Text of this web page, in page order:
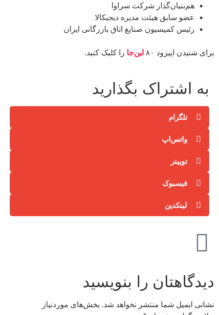
هم‌بنیان‌گذار شرکت سراوا
عضو سابق هیئت مدیره دیجیکالا
رئیس کمیسیون صنایع اتاق بازرگانی ایران
برای شنیدن اپیزود ۸۰ این‌جا را کلیک کنید.
به اشتراک بگذارید
تلگرام
واتس‌اپ
توییتر
فیسبوک
لینکدین
دیدگاهتان را بنویسید
نشانی ایمیل شما منتشر نخواهد شد. بخش‌های موردنیاز